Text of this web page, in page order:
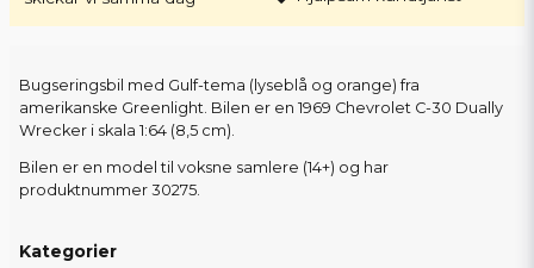
Bugseringsbil med Gulf-tema (lyseblå og orange) fra
amerikanske Greenlight. Bilen er en 1969 Chevrolet C-30 Dually
Wrecker i skala 1:64 (8,5 cm).
Bilen er en model til voksne samlere (14+) og har
produktnummer 30275.
Kategorier